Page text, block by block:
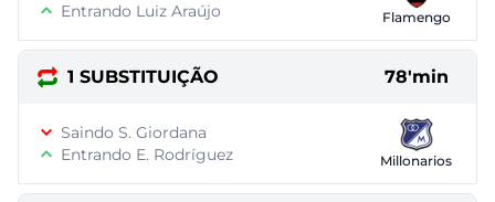
Entrando Luiz Araújo Flamengo
1 SUBSTITUIÇÃO 78'min
Saindo S. Giordana
Entrando E. Rodríguez
Millonarios